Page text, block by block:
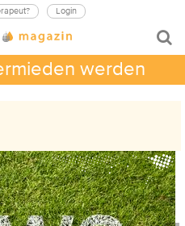
Login
werden